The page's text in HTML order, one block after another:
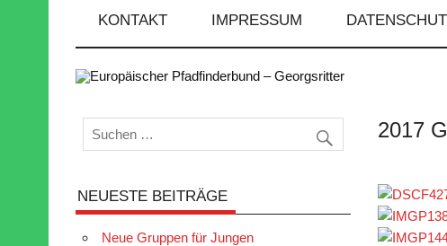
KONTAKT IMPRESSUM
2017
NEUESTE BEITRÄGE
Neue Gruppen für Jungen